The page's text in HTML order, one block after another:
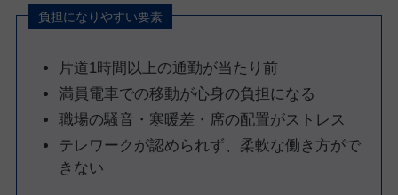
負担になりやすい要素
片道1時間以上の通勤が当たり前
満員電車での移動が心身の負担になる
職場の騒音・寒暖差・席の配置がストレス
テレワークが認められず、柔軟な働き方がで
きない